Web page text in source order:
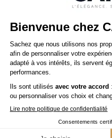
tommy hilfiger
Casquette Marron Tommy Hilfiger
49,00 €